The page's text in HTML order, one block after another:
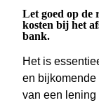
Let goed op de
kosten bij het
bank.
Het is
en bijkomende
van een